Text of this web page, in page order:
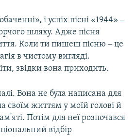
і успіх пісні «1944» ‒
шляху. Адже пісня
Коли ти пишеш пісню ‒ це
в чистому вигляді.
звідки вона приходить.
Вона не була написана для
своїм життям у моїй голові й
Потім для неї розпочався
відбір